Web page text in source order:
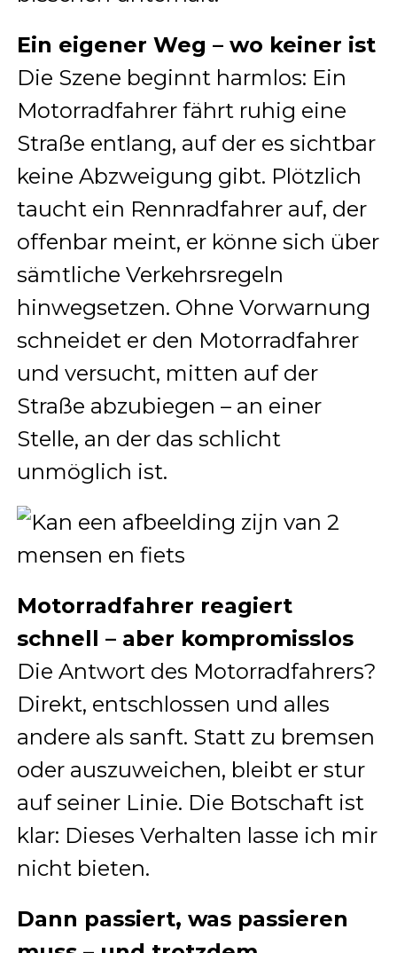
Ein eigener Weg – wo keiner ist
Die Szene beginnt harmlos: Ein
Motorradfahrer fährt ruhig eine
Straße entlang, auf der es sichtbar
keine Abzweigung gibt. Plötzlich
taucht ein Rennradfahrer auf, der
offenbar meint, er könne sich über
sämtliche Verkehrsregeln
hinwegsetzen. Ohne Vorwarnung
schneidet er den Motorradfahrer
und versucht, mitten auf der
Straße abzubiegen – an einer
Stelle, an der das schlicht
unmöglich ist.
Motorradfahrer reagiert
schnell – aber kompromisslos
Die Antwort des Motorradfahrers?
Direkt, entschlossen und alles
andere als sanft. Statt zu bremsen
oder auszuweichen, bleibt er stur
auf seiner Linie. Die Botschaft ist
klar: Dieses Verhalten lasse ich mir
nicht bieten.
Dann passiert, was passieren